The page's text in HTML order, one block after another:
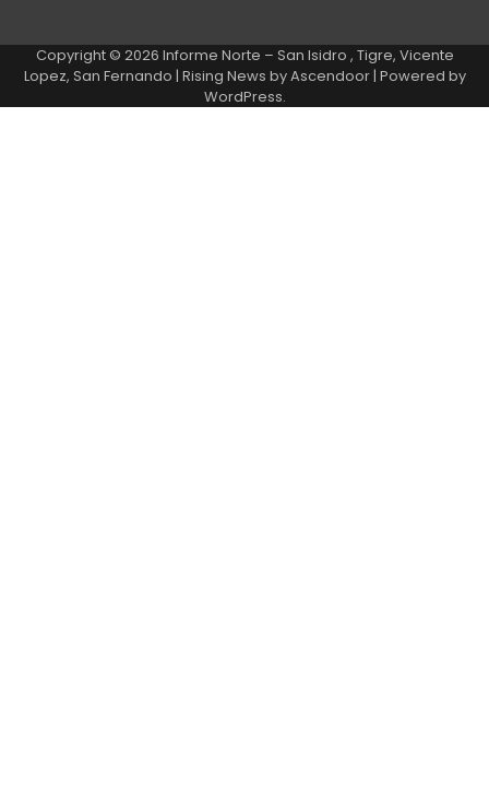
Copyright © 2026 Informe Norte – San Isidro , Tigre, Vicente
Lopez, San Fernando | Rising News byAscendoor| Powered by
WordPress.